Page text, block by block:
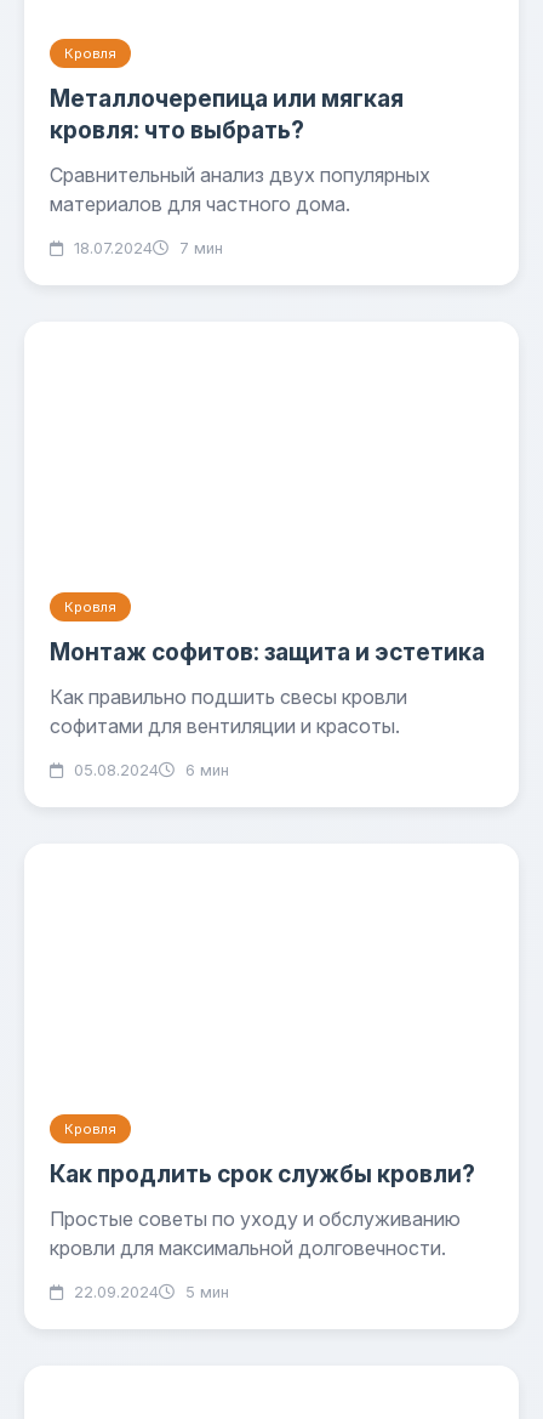
Кровля
Металлочерепица или мягкая
кровля: что выбрать?
Сравнительный анализ двух популярных
материалов для частного дома.
18.07.2024 7 мин
Кровля
Монтаж софитов: защита и эстетика
Как правильно подшить свесы кровли
софитами для вентиляции и красоты.
05.08.2024 6 мин
Кровля
Как продлить срок службы кровли?
Простые советы по уходу и обслуживанию
кровли для максимальной долговечности.
22.09.2024 5 мин